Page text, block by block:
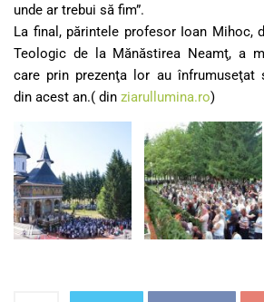
unde ar trebui să fim”.
La final, părintele profesor Ioan Mihoc,
Teologic de la Mănăstirea Neamţ, a
care prin prezenţa lor au înfrumuseţat
din acest an.( din ziarullumina.ro)